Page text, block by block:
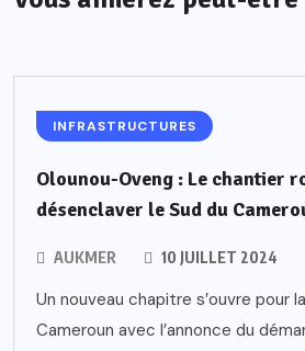
INFRASTRUCTURES
Olounou-Oveng : Le chantier
désenclaver le Sud du
AUKMER 10 JUILLET 2024
Un nouveau chapitre s’ouvre pour
Cameroun avec l’annonce du